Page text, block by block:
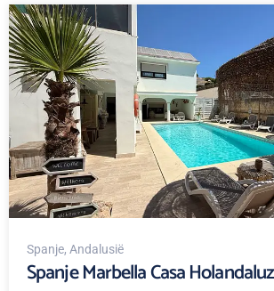
Spanje, Andalusië
Spanje Marbella Casa